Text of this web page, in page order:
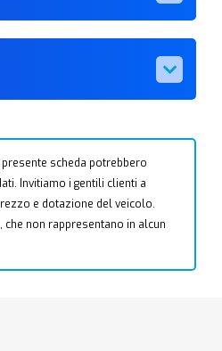
scheda potrebbero
Invitiamo i gentili clienti a
e dotazione del veicolo.
non rappresentano in alcun